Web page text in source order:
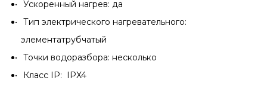
Ускоренный нагрев: да
Тип электрического нагревательного:
элементатрубчатый
Точки водоразбора: несколько
Класс IP: IPX4